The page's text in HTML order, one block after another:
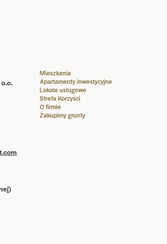
Mieszkania
Apartamenty inwestycyjne
Lokale usługowe
Strefa Korzyści
O firmie
Zakupimy grunty